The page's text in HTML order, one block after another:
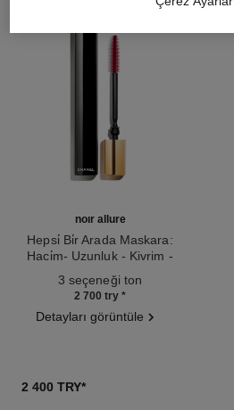
noir allure
Hepsi̇ Bi̇r Arada Maskara:
Haci̇m- Uzunluk - Kivrim -
3 seçeneği ton
2 700 try *
Detayları görüntüle
2 400 TRY*